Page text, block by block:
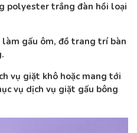
polyester trắng đàn hồi loại
làm gấu ôm, đồ trang trí bàn
vụ giặt khô hoặc mang tới
vụ dịch vụ giặt gấu bông